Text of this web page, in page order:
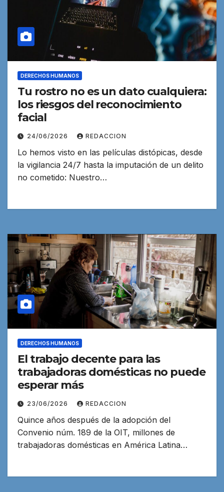
DERECHOS HUMANOS
Tu rostro no es un dato cualquiera:
los riesgos del reconocimiento
facial
24/06/2026 REDACCION
Lo hemos visto en las películas distópicas, desde
la vigilancia 24/7 hasta la imputación de un delito
no cometido: Nuestro…
DERECHOS HUMANOS
El trabajo decente para las
trabajadoras domésticas no puede
esperar más
23/06/2026 REDACCION
Quince años después de la adopción del
Convenio núm. 189 de la OIT, millones de
trabajadoras domésticas en América Latina…